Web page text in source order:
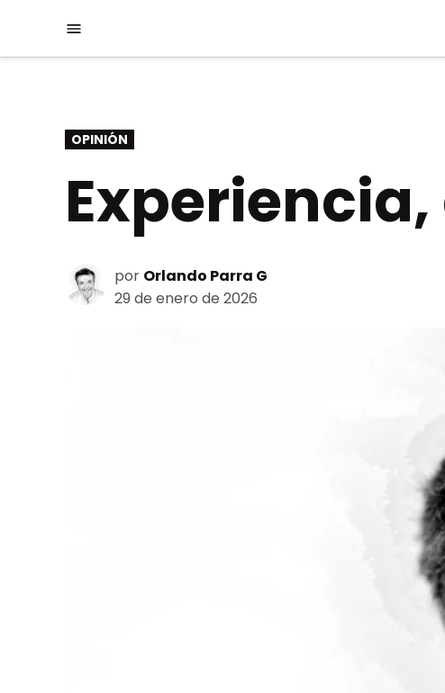
Menú
PUBLICADO
EN
OPINIÓN
por Orlando Parra G
29 de enero de 2026